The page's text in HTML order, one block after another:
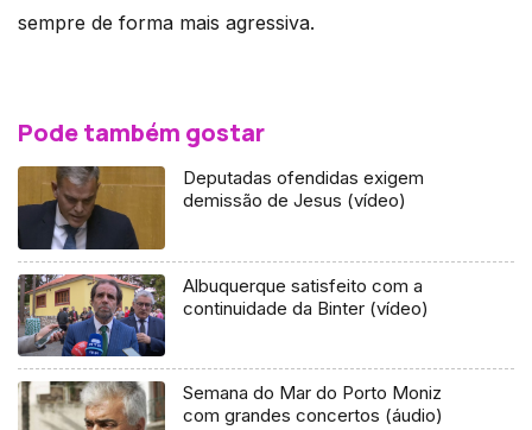
sempre de forma mais agressiva.
Pode também gostar
Deputadas ofendidas exigem
demissão de Jesus (vídeo)
Albuquerque satisfeito com a
continuidade da Binter (vídeo)
Semana do Mar do Porto Moniz
com grandes concertos (áudio)